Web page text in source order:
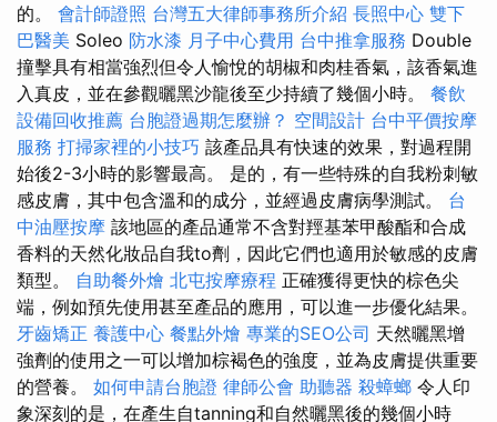
的。 會計師證照 台灣五大律師事務所介紹 長照中心 雙下
巴醫美 Soleo 防水漆 月子中心費用 台中推拿服務 Double
撞擊具有相當強烈但令人愉悅的胡椒和肉桂香氣，該香氣進
入真皮，並在參觀曬黑沙龍後至少持續了幾個小時。 餐飲
設備回收推薦 台胞證過期怎麼辦？ 空間設計 台中平價按摩
服務 打掃家裡的小技巧 該產品具有快速的效果，對過程開
始後2-3小時的影響最高。 是的，有一些特殊的自我粉刺敏
感皮膚，其中包含溫和的成分，並經過皮膚病學測試。 台
中油壓按摩 該地區的產品通常不含對羥基苯甲酸酯和合成
香料的天然化妝品自我to劑，因此它們也適用於敏感的皮膚
類型。 自助餐外燴 北屯按摩療程 正確獲得更快的棕色尖
端，例如預先使用甚至產品的應用，可以進一步優化結果。
牙齒矯正 養護中心 餐點外燴 專業的SEO公司 天然曬黑增
強劑的使用之一可以增加棕褐色的強度，並為皮膚提供重要
的營養。 如何申請台胞證 律師公會 助聽器 殺蟑螂 令人印
象深刻的是，在產生自tanning和自然曬黑後的幾個小時